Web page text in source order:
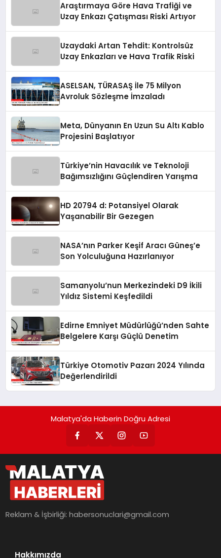
Araştırmaya Göre Hava Trafiği ve
Uzay Enkazı Çatışması Riski Artıyor
Uzaydaki Artan Tehdit: Kontrolsüz
Uzay Enkazları ve Hava Trafik Riski
ASELSAN, TÜRASAŞ İle 75 Milyon
Avroluk Sözleşme İmzaladı
Meta, Dünyanın En Uzun Su Altı Kablo
Projesini Başlatıyor
Türkiye’nin Havacılık ve Teknoloji
Bağımsızlığını Güçlendiren Yarışma
HD 20794 d: Potansiyel Olarak
Yaşanabilir Bir Gezegen
NASA’nın Parker Keşif Aracı Güneş’e
Son Yolculuğuna Hazırlanıyor
Samanyolu’nun Merkezindeki D9 İkili
Yıldız Sistemi Keşfedildi
Edirne Emniyet Müdürlüğü’nden Sahte
Belgelere Karşı Güçlü Denetim
Türkiye Otomotiv Pazarı 2024 Yılında
Değerlendirildi
Malatya'da Haberin Doğru Adresi
Reklam & İşbirliği:habersonuclari@gmail.com
Hakkımızda